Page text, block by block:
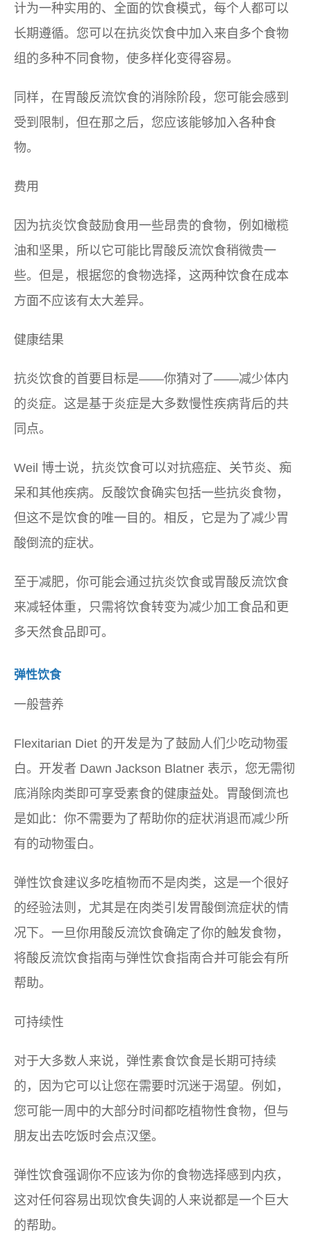
计为一种实用的、全面的饮食模式，每个人都可以
长期遵循。您可以在抗炎饮食中加入来自多个食物
组的多种不同食物，使多样化变得容易。
同样，在胃酸反流饮食的消除阶段，您可能会感到
受到限制，但在那之后，您应该能够加入各种食
物。
费用
因为抗炎饮食鼓励食用一些昂贵的食物，例如橄榄
油和坚果，所以它可能比胃酸反流饮食稍微贵一
些。但是，根据您的食物选择，这两种饮食在成本
方面不应该有太大差异。
健康结果
抗炎饮食的首要目标是——你猜对了——减少体内
的炎症。这是基于炎症是大多数慢性疾病背后的共
同点。
Weil 博士说，抗炎饮食可以对抗癌症、关节炎、痴
呆和其他疾病。反酸饮食确实包括一些抗炎食物，
但这不是饮食的唯一目的。相反，它是为了减少胃
酸倒流的症状。
至于减肥，你可能会通过抗炎饮食或胃酸反流饮食
来减轻体重，只需将饮食转变为减少加工食品和更
多天然食品即可。
弹性饮食
一般营养
Flexitarian Diet 的开发是为了鼓励人们少吃动物蛋
白。开发者 Dawn Jackson Blatner 表示，您无需彻
底消除肉类即可享受素食的健康益处。胃酸倒流也
是如此：你不需要为了帮助你的症状消退而减少所
有的动物蛋白。
弹性饮食建议多吃植物而不是肉类，这是一个很好
的经验法则，尤其是在肉类引发胃酸倒流症状的情
况下。一旦你用酸反流饮食确定了你的触发食物，
将酸反流饮食指南与弹性饮食指南合并可能会有所
帮助。
可持续性
对于大多数人来说，弹性素食饮食是长期可持续
的，因为它可以让您在需要时沉迷于渴望。例如，
您可能一周中的大部分时间都吃植物性食物，但与
朋友出去吃饭时会点汉堡。
弹性饮食强调你不应该为你的食物选择感到内疚，
这对任何容易出现饮食失调的人来说都是一个巨大
的帮助。